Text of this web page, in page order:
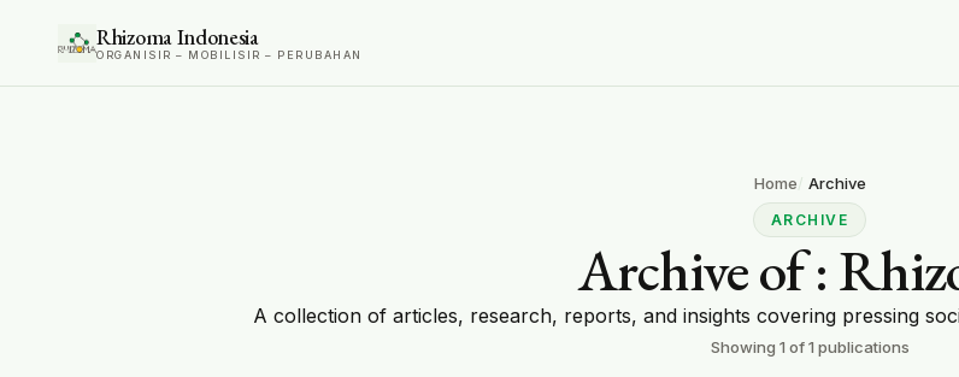
Rhizoma Indonesia
ORGANISIR – MOBILISIR – PERUBAHAN
Home Archive
ARCHIVE
Archive of:
A collection of articles, research, reports, and insights covering pressing
Showing 1 of1 publications